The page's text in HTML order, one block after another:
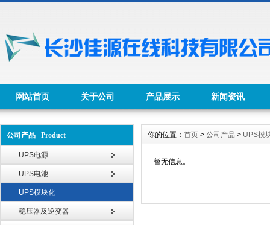
网站首页 关于公司 产品展示 新闻资讯
公司产品 Product
UPS电源
UPS电池
UPS模块化
稳压器及逆变器
你的位置： 首页 > 公司产品 > UPS模
暂无信息。